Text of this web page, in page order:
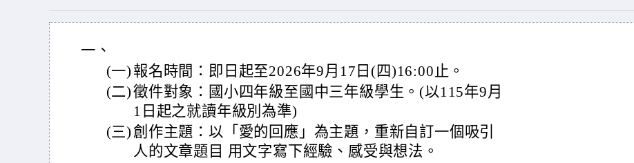
一、
(一) 報名時間：即日起至2026年9月17日(四)16:00止。
(二)徵件對象：國小四年級至國中三年級學生。(以115年9月
1日起之就讀年級別為準)
(三) 創作主題：以「愛的回應」為主題，重新自訂一個吸引
人的文章題目 用文字寫下經驗、感受與想法。